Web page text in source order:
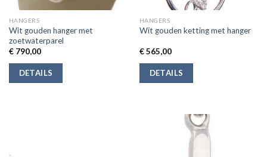
HANGERS
Wit gouden hanger met
zoetwaterparel
€790,00
DETAILS
HANGERS
Wit gouden ketting met hanger
€565,00
DETAILS